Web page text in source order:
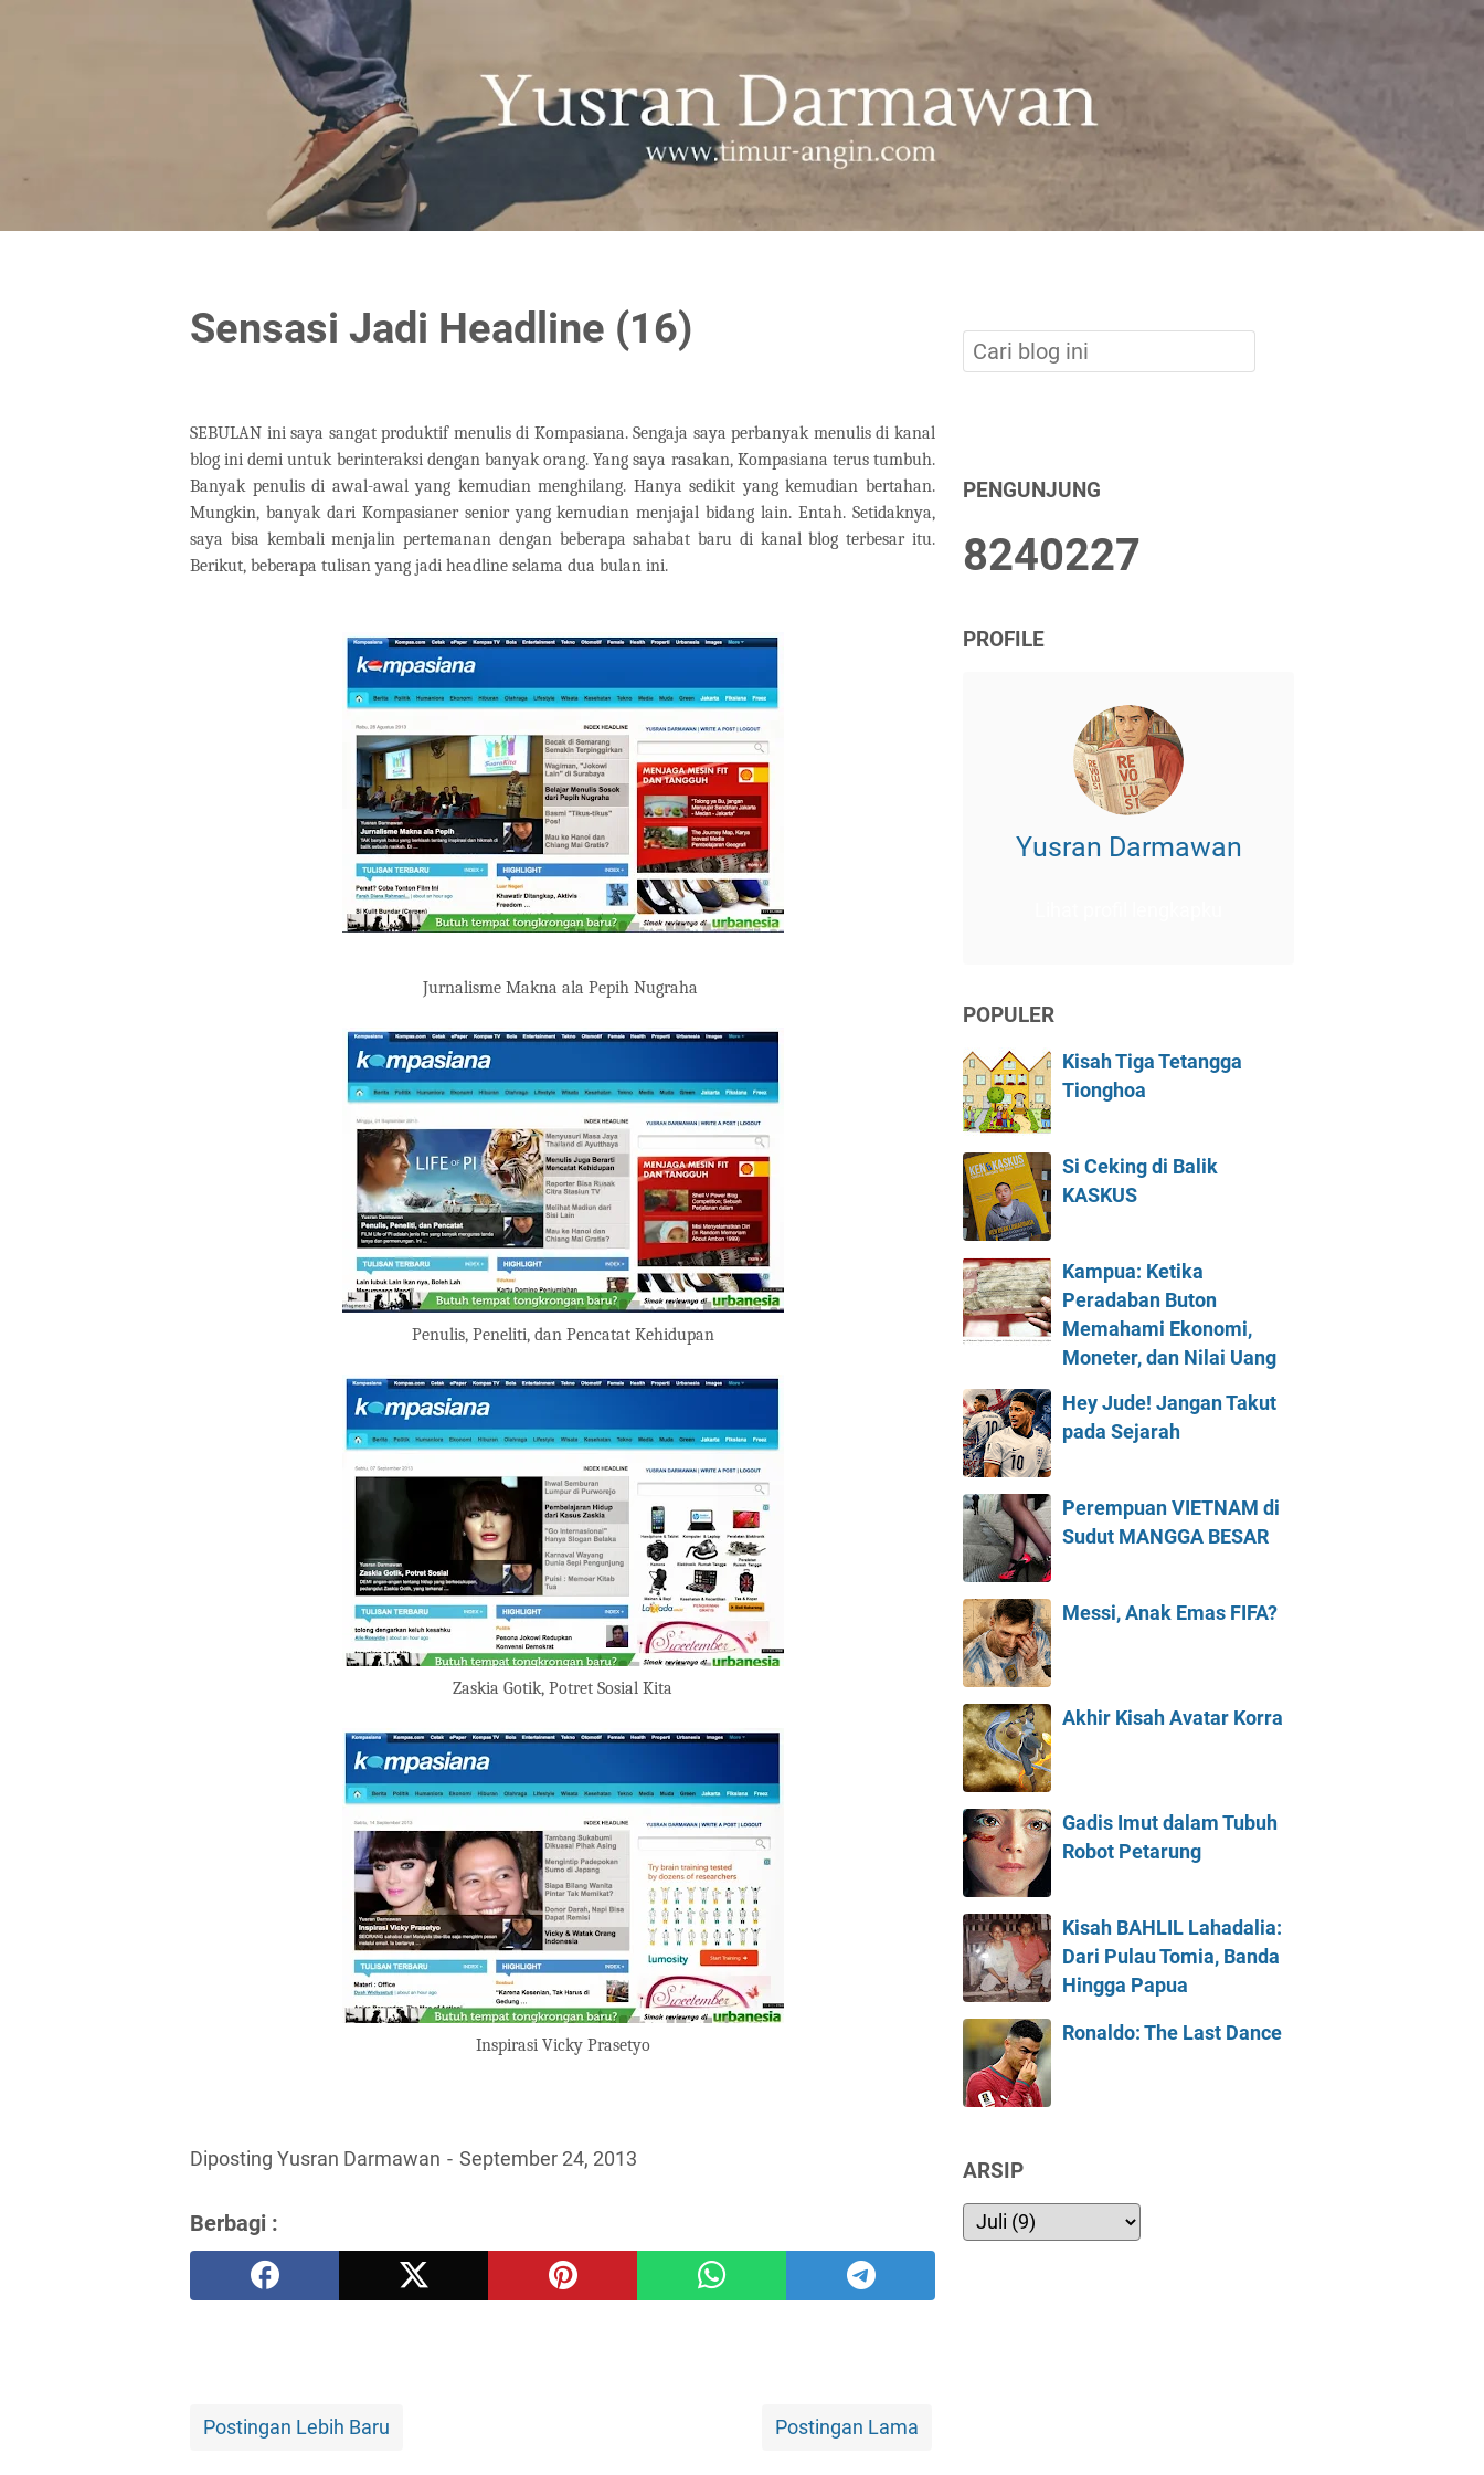
Sensasi Jadi Headline (16)
SEBULAN ini saya sangat produktif menulis di Kompasiana. Sengaja saya perbanyak menulis di kanal
blog ini demi untuk berinteraksi dengan banyak orang. Yang saya rasakan, Kompasiana terus tumbuh.
Banyak penulis di awal-awal yang kemudian menghilang. Hanya sedikit yang kemudian bertahan.
Mungkin, banyak dari Kompasianer senior yang kemudian menjajal bidang lain. Entah. Setidaknya,
saya bisa kembali menjalin pertemanan dengan beberapa sahabat baru di kanal blog terbesar itu.
Berikut, beberapa tulisan yang jadi headline selama dua bulan ini.
Jurnalisme Makna ala Pepih Nugraha
Penulis, Peneliti, dan Pencatat Kehidupan
Zaskia Gotik, Potret Sosial Kita
Inspirasi Vicky Prasetyo
Diposting Yusran Darmawan September 24, 2013
Berbagi :
Postingan Lebih Baru Postingan Lama
PENGUNJUNG
8240227
PROFILE
Yusran Darmawan
POPULER
Kisah Tiga Tetangga
Tionghoa
Si Ceking di Balik
KASKUS
Kampua: Ketika
Peradaban Buton
Memahami Ekonomi,
Moneter, dan Nilai Uang
Hey Jude! Jangan Takut
pada Sejarah
Perempuan VIETNAM di
Sudut MANGGA BESAR
Messi, Anak Emas FIFA?
Akhir Kisah Avatar Korra
Gadis Imut dalam Tubuh
Robot Petarung
Kisah BAHLIL Lahadalia:
Dari Pulau Tomia, Banda
Hingga Papua
Ronaldo: The Last Dance
ARSIP